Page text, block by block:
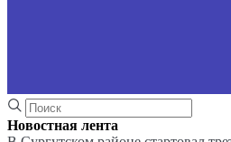
Новостная лента